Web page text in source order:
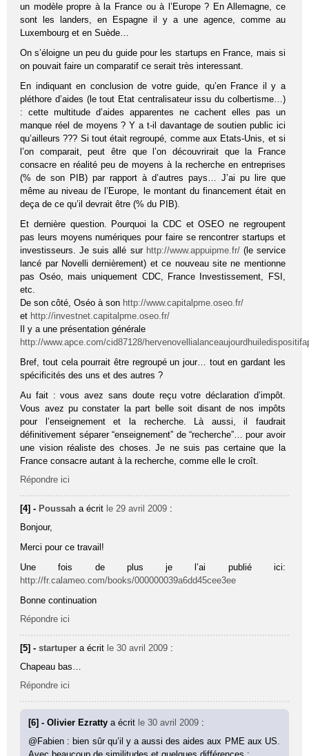
un modèle propre à la France ou à l’Europe ? En Allemagne, ce
sont les landers, en Espagne il y a une agence, comme au
Luxembourg et en Suède…
On s’éloigne un peu du guide pour les startups en France, mais si
on pouvait faire un comparatif ce serait très interessant.
En indiquant en conclusion de votre guide, qu’en France il y a
pléthore d’aides (le tout Etat centralisateur issu du colbertisme…)
: cette multitude d’aides apparentes ne cachent elles pas un
manque réel de moyens ? Y a t-il davantage de soutien public ici
qu’ailleurs ??? Si tout était regroupé, comme aux Etats-Unis, et si
l’on comparait, peut être que l’on découvrirait que la France
consacre en réalité peu de moyens à la recherche en entreprises
(% de son PIB) par rapport à d’autres pays… J’ai pu lire que
même au niveau de l’Europe, le montant du financement était en
deça de ce qu’il devrait être (% du PIB).
Et dernière question. Pourquoi la CDC et OSEO ne regroupent
pas leurs moyens numériques pour faire se rencontrer startups et
investisseurs. Je suis allé sur http://www.appuipme.fr/(le service
lancé par Novelli dernièrement) et ce nouveau site ne mentionne
pas Oséo, mais uniquement CDC, France Investissement, FSI,
etc.
De son côté, Oséo à son http://www.capitalpme.oseo.fr/
et http://investnet.capitalpme.oseo.fr/
Il y a une présentation générale
http://www.apce.com/cid87128/
Bref, tout cela pourrait être regroupé un jour… tout en gardant les
spécificités des uns et des autres ?
Au fait : vous avez sans doute reçu votre déclaration d’impôt.
Vous avez pu constater la part belle soit disant de nos impôts
pour l’enseignement et la recherche. Là aussi, il faudrait
définitivement séparer “enseignement” de “recherche”… pour avoir
une vision réaliste des choses. Je ne suis pas certaine que la
France consacre autant à la recherche, comme elle le croît.
Répondre ici
[4] - Poussah a écrit le 29 avril 2009 :
Bonjour,
Merci pour ce travail!
Une fois de plus je l’ai publié ici:
http://fr.calameo.com/books/000000039a6dd45cee3ee
Bonne continuation
Répondre ici
[5] -startuper a écrit le 30 avril 2009 :
Chapeau bas…
Répondre ici
[6] - Olivier Ezrattya écrit le 30 avril 2009 :
@Fabien : bien sûr qu’il y a aussi des aides aux PME aux US.